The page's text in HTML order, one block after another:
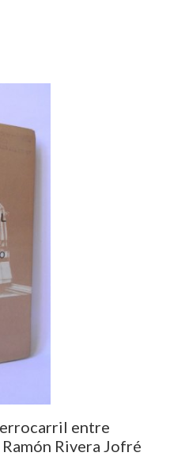
entre
Rivera Jofré